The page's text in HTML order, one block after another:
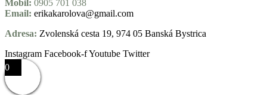
Mobil: 0905 701 038
Email: erikakarolova@gmail.com
Adresa: Zvolenská cesta 19, 974 05 Banská Bystrica
Instagram Facebook-fYoutube Twitter
0